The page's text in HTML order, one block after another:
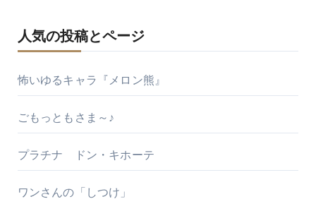
人気の投稿とページ
怖いゆるキャラ『メロン熊』
ごもっともさま～♪
プラチナ ドン・キホーテ
ワンさんの「しつけ」